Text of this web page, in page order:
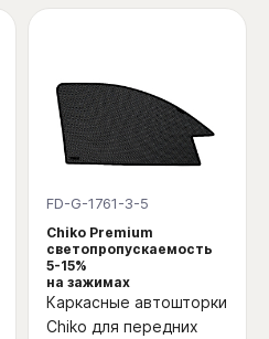
FD-G-1761-3-5
Chiko Premium
светопропускаемость
5-15%
на зажимах
Каркасные автошторки
Chiko для передних